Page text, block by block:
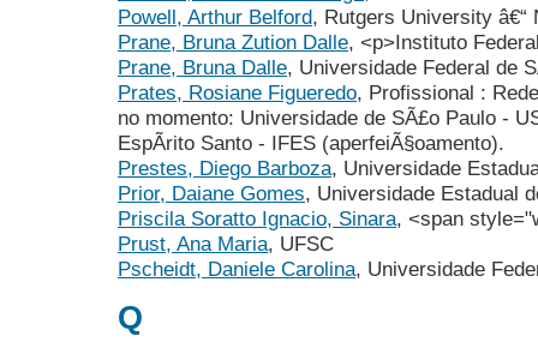
Powell, Arthur Belford, Rutgers University â€“
Prane, Bruna Zution Dalle, <p>Instituto
Prane, Bruna Dalle, Universidade Federal de
Prates, Rosiane Figueredo, Profissional :
no momento: Universidade de SÃ£o Paulo -
EspÃ­rito Santo - IFES (aperfeiÃ§oamento).
Prestes, Diego Barboza, Universidade
Prior, Daiane Gomes, Universidade Estadual
Priscila Soratto Ignacio, Sinara, <span
Prust, Ana Maria, UFSC
Pscheidt, Daniele Carolina, Universidade
Q